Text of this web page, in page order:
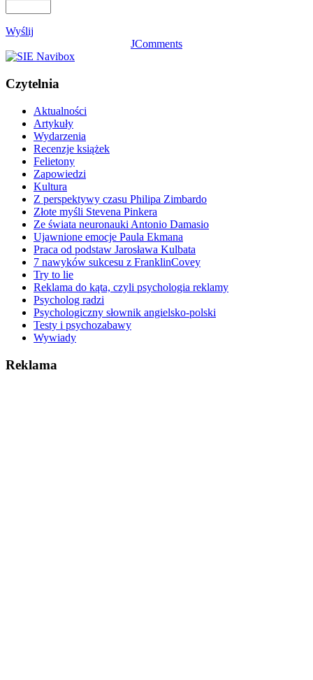
Wyślij
JComments
Czytelnia
Aktualności
Artykuły
Wydarzenia
Recenzje książek
Felietony
Zapowiedzi
Kultura
Z perspektywy czasu Philipa Zimbardo
Złote myśli Stevena Pinkera
Ze świata neuronauki Antonio Damasio
Ujawnione emocje Paula Ekmana
Praca od podstaw Jarosława Kulbata
7 nawyków sukcesu z FranklinCovey
Try to lie
Reklama do kąta, czyli psychologia reklamy
Psycholog radzi
Psychologiczny słownik angielsko-polski
Testy i psychozabawy
Wywiady
Reklama